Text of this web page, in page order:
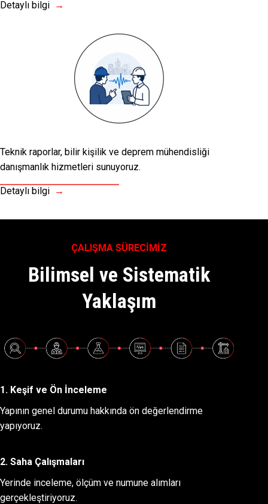
Detaylı bilgi →
Teknik raporlar, bilir kişilik ve deprem mühendisliği
danışmanlık hizmetleri sunuyoruz.
Detaylı bilgi →
ÇALIŞMA SÜRECİMİZ
Bilimsel ve Sistematik
Yaklaşım
1. Keşif ve Ön İnceleme
Yapının genel durumu hakkında ön değerlendirme
yapıyoruz.
2. Saha Çalışmaları
Yerinde inceleme, ölçüm ve numune alımları
gerçekleştiriyoruz.